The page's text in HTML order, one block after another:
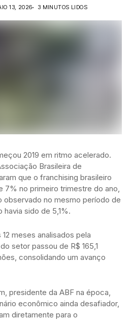
13, 2026
3 MINUTOS LIDOS
2019 em ritmo acelerado.
Brasileira de
que o franchising brasileiro
7% no primeiro trimestre do ano,
observado no mesmo período de
havia sido de 5,1%.
meses analisados pela
setor passou de R$ 165,1
consolidando um avanço
presidente da ABF na época,
econômico ainda desafiador,
diretamente para o